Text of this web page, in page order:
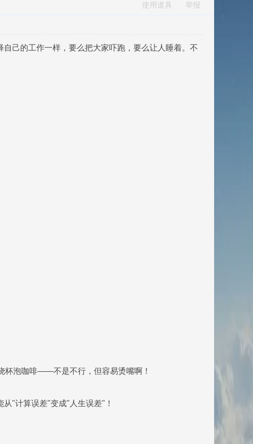
使用道具 举报
己的工作一样，要么把大家吓跑，要么让人睡着。不
杯泡咖啡——不是不行，但容易烫嘴啊！
从"计算误差"变成"人生误差"！